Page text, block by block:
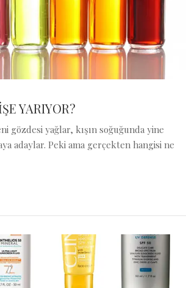
YARIYOR?
gözdesi yağlar, kışın soğuğunda yine
adaylar. Peki ama gerçekten hangisi ne